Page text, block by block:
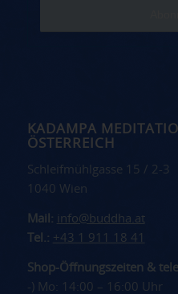
KADAMPA
ÖSTERREICH
Schleifmühlgasse 15 / 2-3
1040 Wien
Mail: info@buddha.at
Tel.: +43 1 911 18 41
Shop-Öffnungszeiten &
-) Mo: 14:00 – 16:00 Uhr